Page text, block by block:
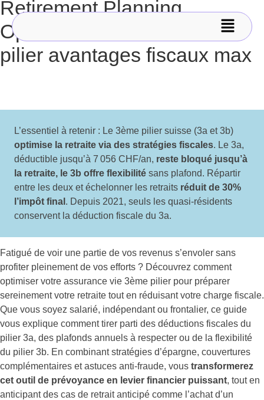
Retirement Planning
Optimiser assurance vie 3e
pilier avantages fiscaux max
L’essentiel à retenir : Le 3ème pilier suisse (3a et 3b)
optimise la retraite via des stratégies fiscales. Le 3a,
déductible jusqu’à 7 056 CHF/an, reste bloqué jusqu’à
la retraite, le 3b offre flexibilité sans plafond. Répartir
entre les deux et échelonner les retraits réduit de 30%
l’impôt final . Depuis 2021, seuls les quasi-résidents
conservent la déduction fiscale du 3a.
Fatigué de voir une partie de vos revenus s’envoler sans
profiter pleinement de vos efforts ? Découvrez comment
optimiser votre assurance vie 3ème pilier pour préparer
sereinement votre retraite tout en réduisant votre charge fiscale.
Que vous soyez salarié, indépendant ou frontalier, ce guide
vous explique comment tirer parti des déductions fiscales du
pilier 3a, des plafonds annuels à respecter ou de la flexibilité
du pilier 3b. En combinant stratégies d’épargne, couvertures
complémentaires et astuces anti-fraude, vous transformerez
cet outil de prévoyance en levier financier puissant, tout en
anticipant des cas de retrait anticipé comme l’achat d’un